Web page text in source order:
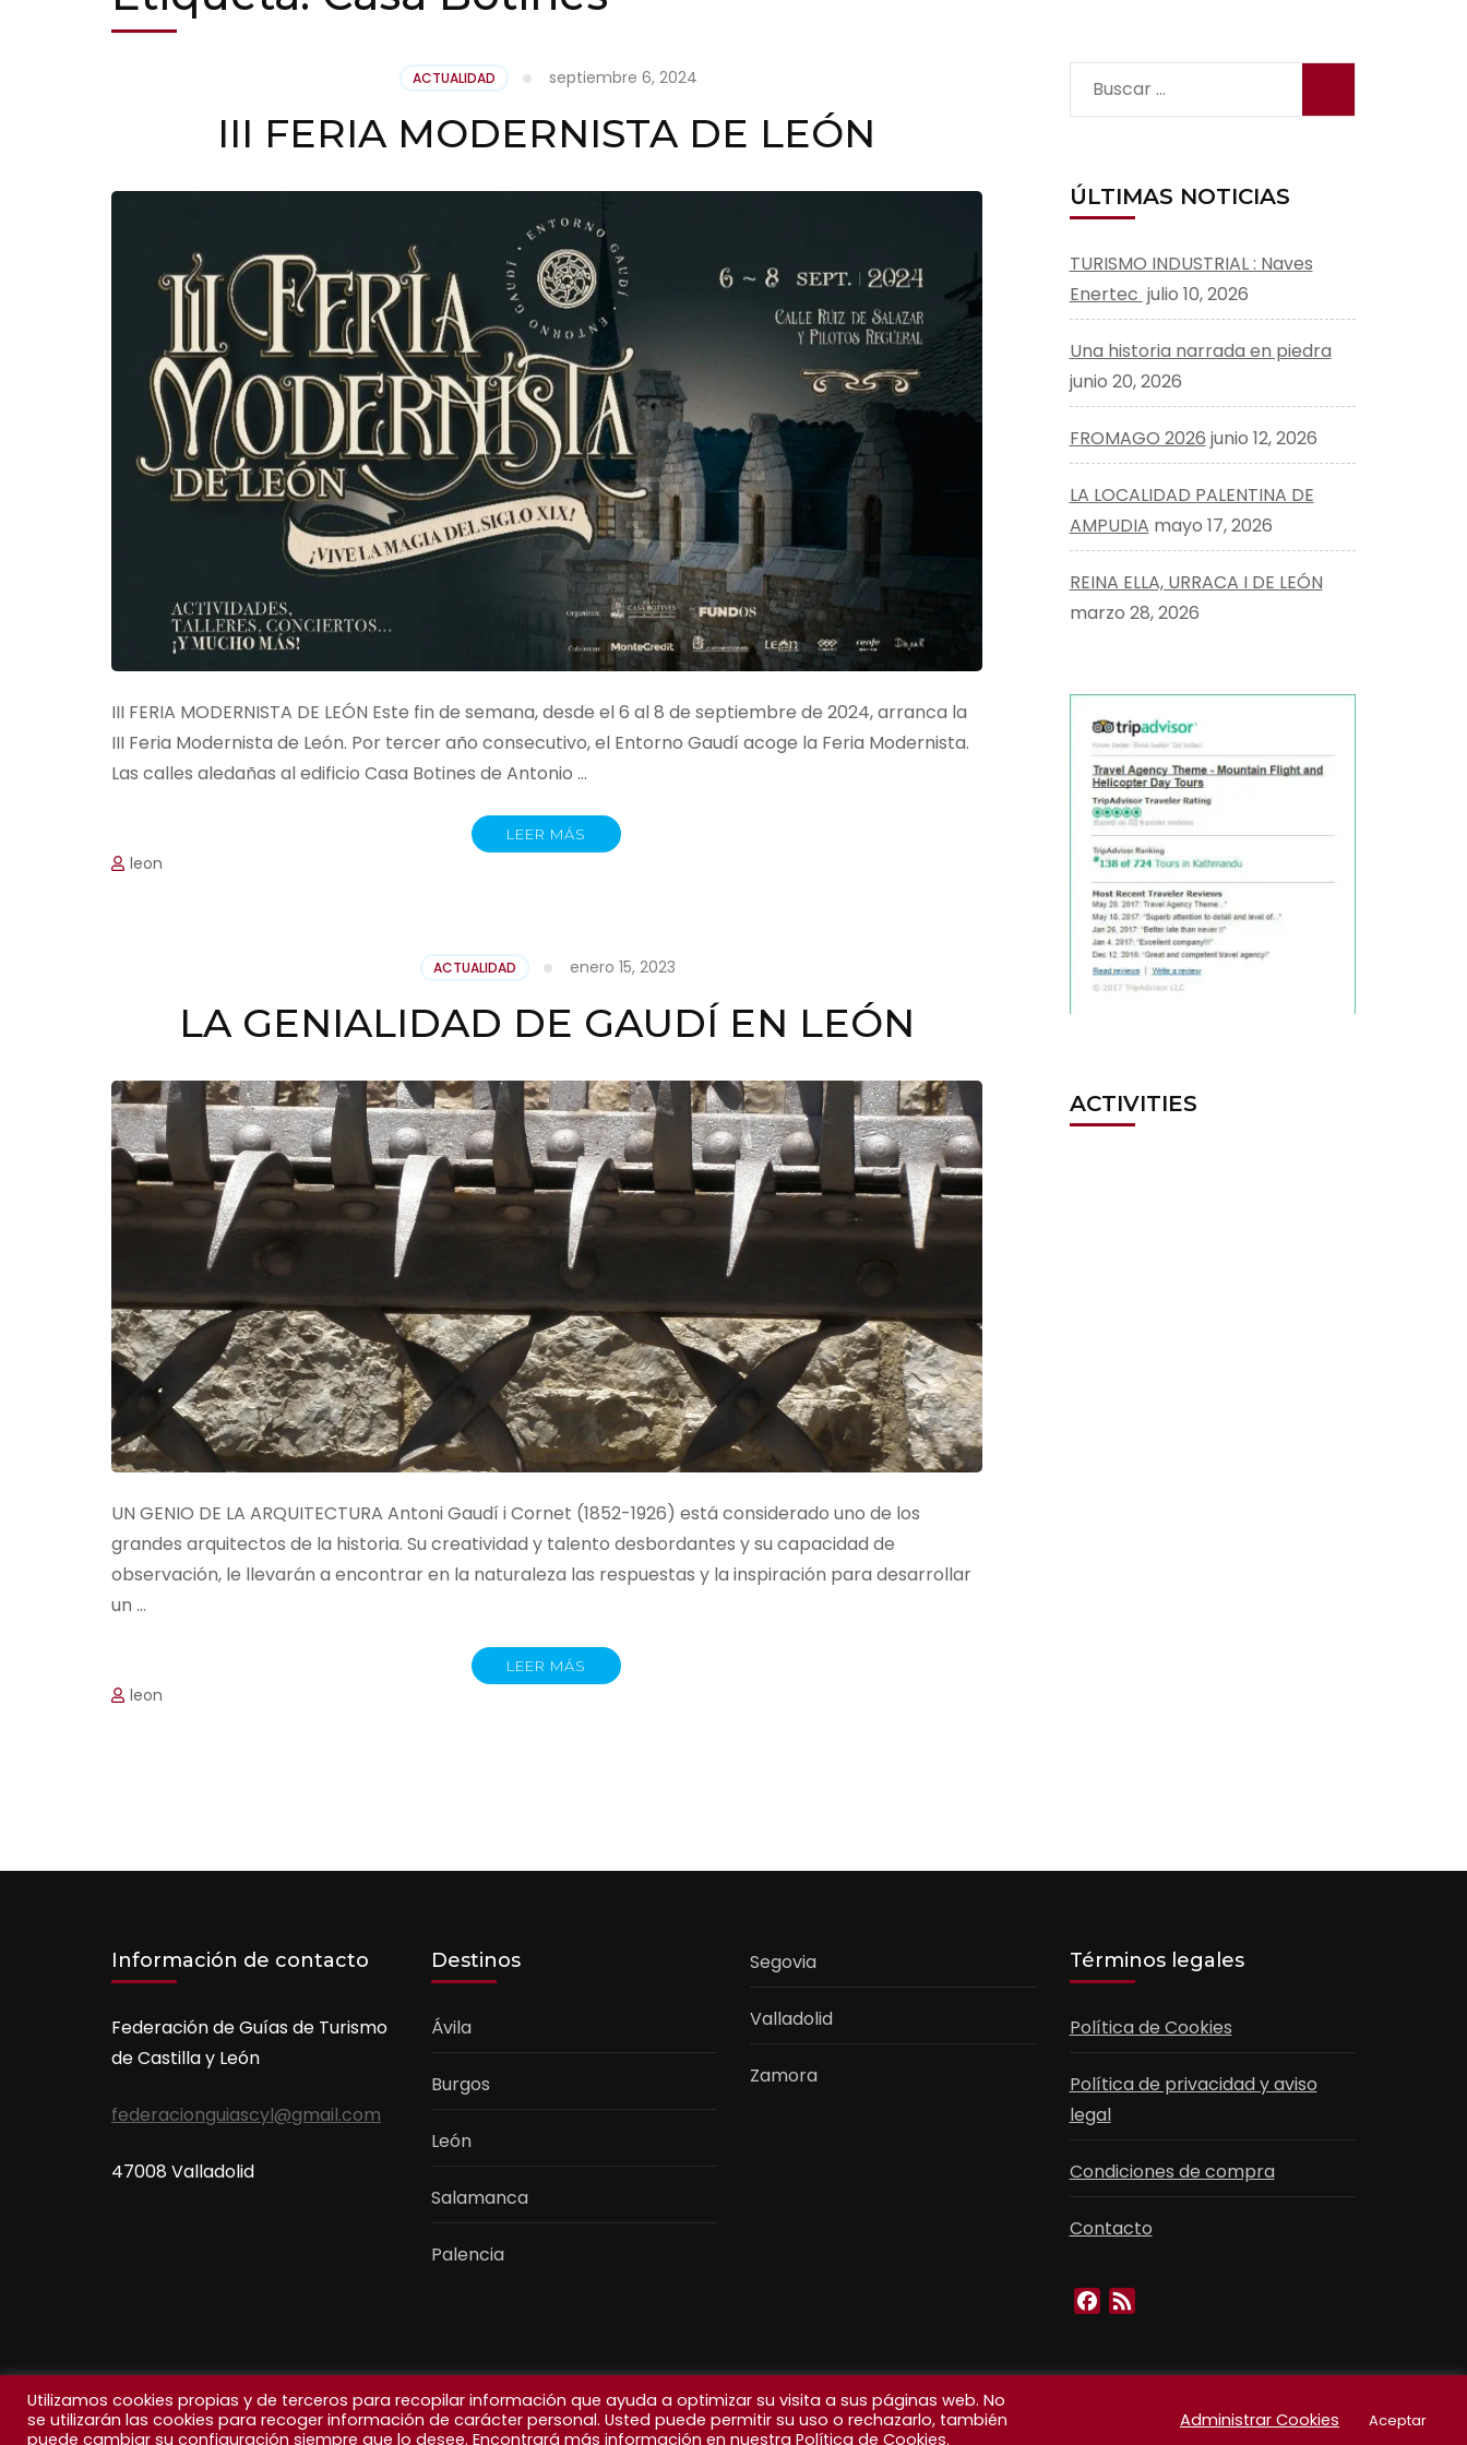
ACTUALIDAD septiembre 6, 2024
III FERIA MODERNISTA DE LEÓN
III FERIA MODERNISTA DE LEÓN Este fin de semana, desde el 6 al 8 de septiembre de 2024, arranca la
III Feria Modernista de León. Por tercer año consecutivo, el Entorno Gaudí acoge la Feria Modernista.
Las calles aledañas al edificio Casa Botines de Antonio …
LEER MÁS
leon
ACTUALIDAD enero 15, 2023
LA GENIALIDAD DE GAUDÍ EN LEÓN
UN GENIO DE LA ARQUITECTURA Antoni Gaudí i Cornet (1852-1926) está considerado uno de los
grandes arquitectos de la historia. Su creatividad y talento desbordantes y su capacidad de
observación, le llevarán a encontrar en la naturaleza las respuestas y la inspiración para desarrollar
un …
LEER MÁS
leon
Buscar:
ÚLTIMAS NOTICIAS
TURISMO INDUSTRIAL : Naves
Enertec julio 10, 2026
Una historia narrada en piedra
junio 20, 2026
FROMAGO 2026 junio 12, 2026
LA LOCALIDAD PALENTINA DE
AMPUDIA mayo 17, 2026
REINA ELLA, URRACA I DE LEÓN
marzo 28, 2026
ACTIVITIES
Información de contacto
Federación de Guías de Turismo
de Castilla y León
federacionguiascyl@gmail.com
47008 Valladolid
Destinos
Ávila
Burgos
León
Salamanca
Palencia
Segovia
Valladolid
Zamora
Términos legales
Política de Cookies
Política de privacidad y aviso
legal
Condiciones de compra
Contacto
Facebook
Utilizamos cookies propias y de terceros para recopilar información que ayuda a optimizar su visita a sus páginas web. No
se utilizarán las cookies para recoger información de carácter personal. Usted puede permitir su uso o rechazarlo, también
puede cambiar su configuración siempre que lo desee. Encontrará más información en nuestra Política de Cookies.
Administrar Cookies Aceptar